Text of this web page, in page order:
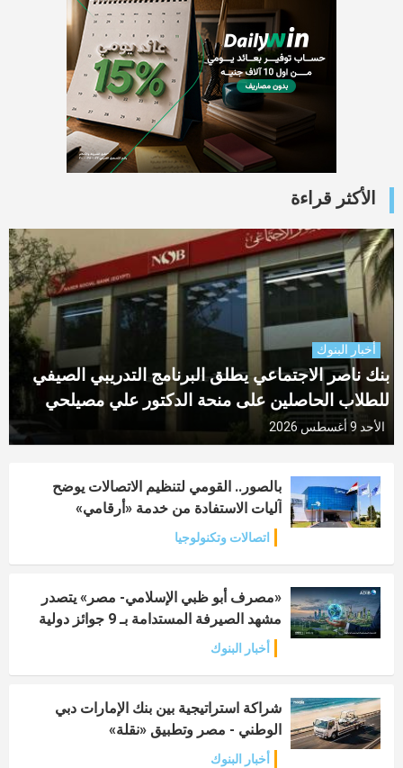
الأكثر قراءة
أخبار البنوك
بنك ناصر الاجتماعي يطلق البرنامج التدريبي الصيفي
للطلاب الحاصلين على منحة الدكتور علي مصيلحي
الأحد 9 أغسطس 2026
بالصور.. القومي لتنظيم الاتصالات يوضح
آليات الاستفادة من خدمة «أرقامي»
اتصالات وتكنولوجيا
«مصرف أبو ظبي الإسلامي- مصر» يتصدر
مشهد الصيرفة المستدامة بـ 9 جوائز دولية
أخبار البنوك
شراكة استراتيجية بين بنك الإمارات دبي
الوطني - مصر وتطبيق «نقلة»
أخبار البنوك